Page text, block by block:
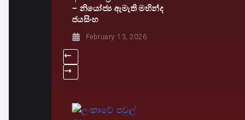
– නියෝජ්‍ය ඇමැති මහින්ද
ජයසිංහ
February 13, 2026